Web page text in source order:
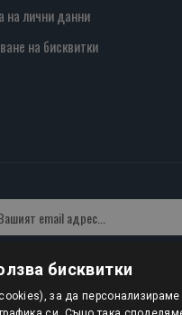
на лични данни
на бисквитки
бисквитки
за да